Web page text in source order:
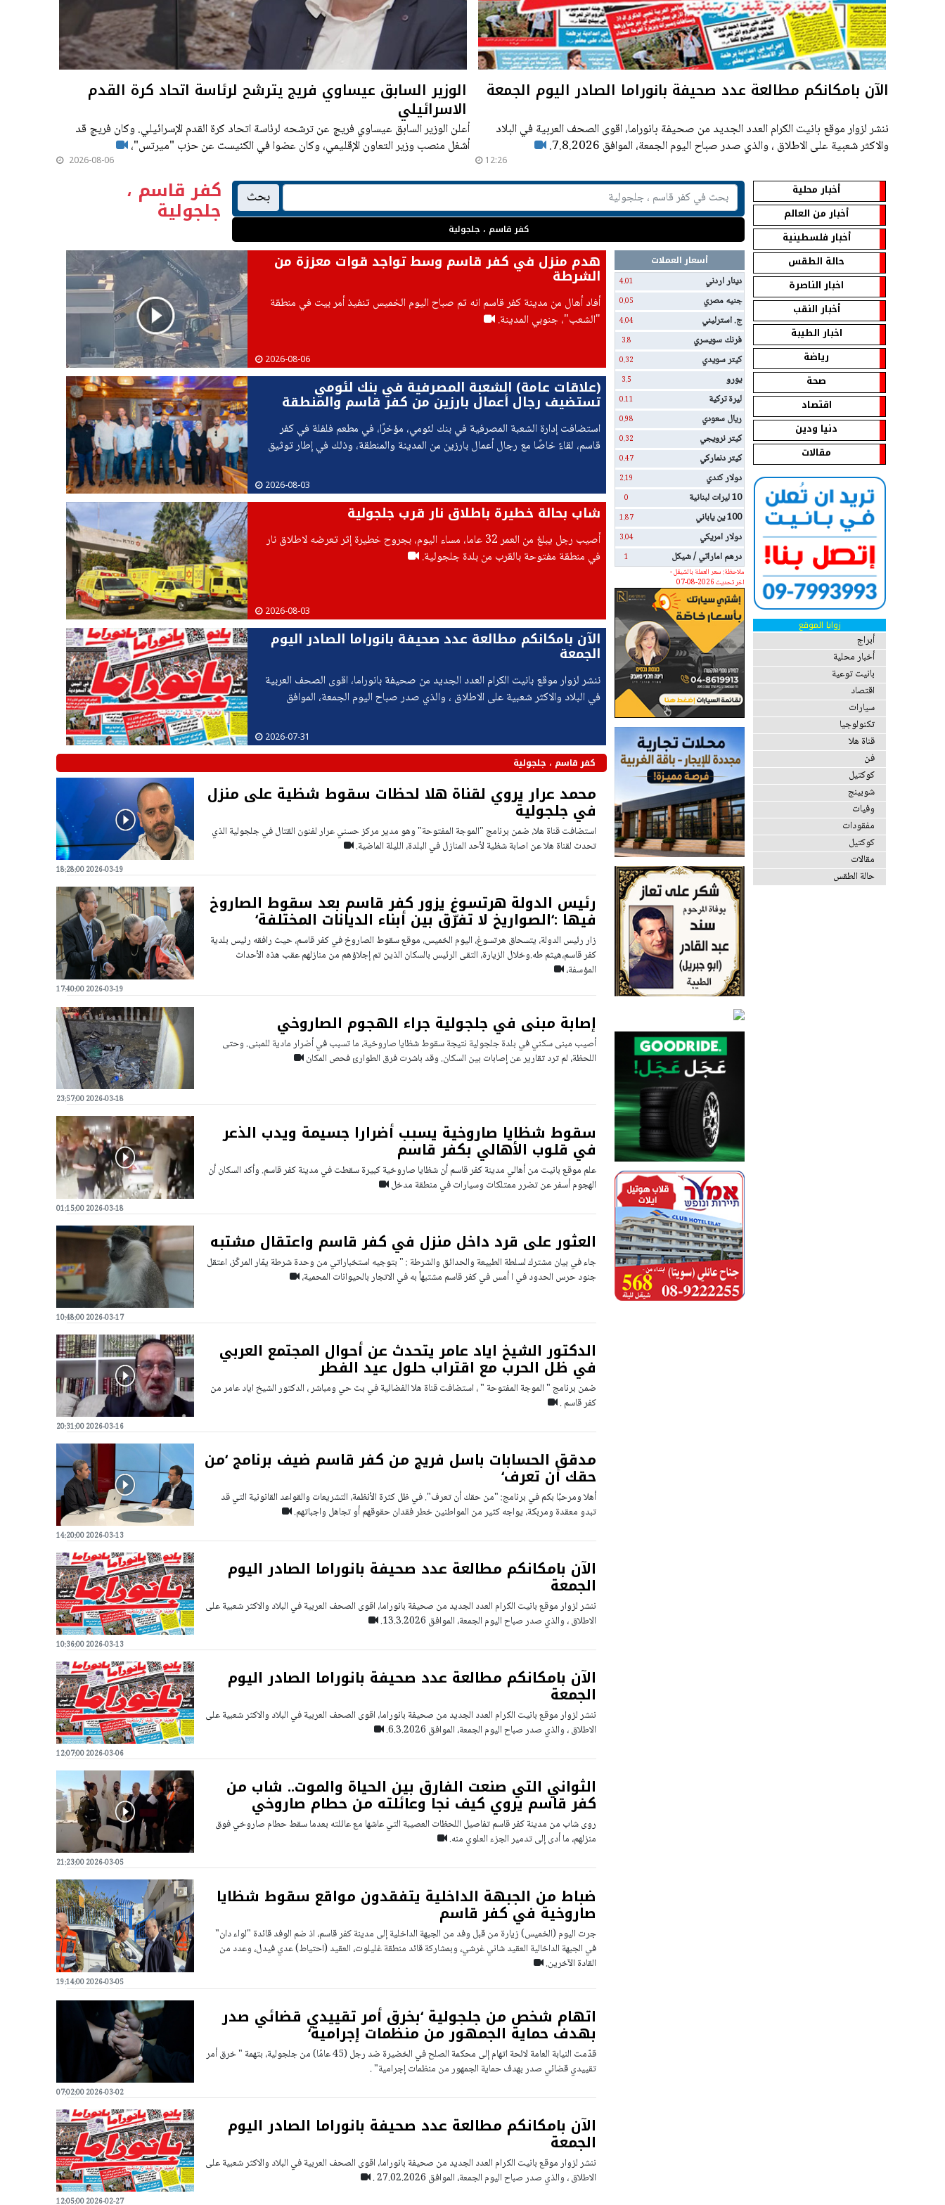
الآن بامكانكم مطالعة عدد صحيفة بانوراما الصادر اليوم الجمعة
ننشر لزوار موقع بانيت الكرام العدد الجديد من صحيفة بانوراما، اقوى الصحف العربية في البلاد
والاكثر شعبية على الاطلاق ، والذي صدر صباح اليوم الجمعة، الموافق 7.8.2026.
12:26
الوزير السابق عيساوي فريج يترشح لرئاسة اتحاد كرة القدم
الاسرائيلي
أعلن الوزير السابق عيساوي فريج عن ترشحه لرئاسة اتحاد كرة القدم الإسرائيلي. وكان فريج قد
أشغل منصب وزير التعاون الإقليمي، وكان عضوا في الكنيست عن حزب "ميرتس"،
2026-08-06
أخبار محلية
أخبار من العالم
أخبار فلسطينية
حالة الطقس
اخبار الناصرة
أخبار النقب
اخبار الطيبة
رياضة
صحة
اقتصاد
دنيا ودين
مقالات
زوايا الموقع
أبراج
أخبار محلية
بانيت توعية
اقتصاد
سيارات
تكنولوجيا
قناة هلا
فن
كوكتيل
شوبينج
وفيات
مفقودات
كوكتيل
مقالات
حالة الطقس
بحث
كفر قاسم ، جلجولية
كفر قاسم ،
جلجولية
أسعار العملات
دينار اردني
4.01
جنيه مصري 0.05
ج. استرليني 4.04
فرنك سويسري 3.8
كيتر سويدي 0.32
يورو 3.5
ليرة تركية 0.11
ريال سعودي 0.98
كيتر نرويجي 0.32
كيتر دنماركي 0.47
دولار كندي 2.19
10 ليرات لبنانية 0
100 ين ياباني 1.87
دولار امريكي 3.04
درهم اماراتي / شيكل
1
ملاحظة: سعر العملة بالشيقل -
اخر تحديث 2026-08-07
هدم منزل في كفر قاسم وسط تواجد قوات معززة من
الشرطة
أفاد أهال من مدينة كفر قاسم انه تم صباح اليوم الخميس تنفيذ أمر بيت في منطقة
"الشعب"، جنوبي المدينة.
2026-08-06
(علاقات عامة) الشعبة المصرفية في بنك لئومي
تستضيف رجال أعمال بارزين من كفر قاسم والمنطقة
استضافت إدارة الشعبة المصرفية في بنك لئومي، مؤخرًا، في مطعم فلفلة في كفر
قاسم، لقاءً خاصًا مع رجال أعمال بارزين من المدينة والمنطقة، وذلك في إطار توثيق
2026-08-03
شاب بحالة خطيرة باطلاق نار قرب جلجولية
أُصيب رجل يبلغ من العمر 32 عاما، مساء اليوم، بجروح خطيرة إثر تعرضه لاطلاق نار
في منطقة مفتوحة بالقرب من بلدة جلجولية.
2026-08-03
الآن بامكانكم مطالعة عدد صحيفة بانوراما الصادر اليوم
الجمعة
ننشر لزوار موقع بانيت الكرام العدد الجديد من صحيفة بانوراما، اقوى الصحف العربية
في البلاد والاكثر شعبية على الاطلاق ، والذي صدر صباح اليوم الجمعة، الموافق
2026-07-31
كفر قاسم ، جلجولية
محمد عرار يروي لقناة هلا لحظات سقوط شظية على منزل
في جلجولية
استضافت قناة هلا، ضمن برنامج "الموجة المفتوحة" وهو مدير مركز حسني عرار لفنون القتال في جلجولية الذي
تحدث لقناة هلا عن اصابة شظية لأحد المنازل في البلدة، الليلة الماضية.
2026-03-19 18:28:00
رئيس الدولة هرتسوغ يزور كفر قاسم بعد سقوط الصاروخ
فيها :‘الصواريخ لا تفرّق بين أبناء الديانات المختلفة‘
زار رئيس الدولة، يتسحاق هرتسوغ، اليوم الخميس، موقع سقوط الصاروخ في كفر قاسم، حيث رافقه رئيس بلدية
كفر قاسم،هيثم طه.وخلال الزيارة، التقى الرئيس بالسكان الذين تم إجلاؤهم من منازلهم عقب هذه الأحداث
المؤسفة،
2026-03-19 17:40:00
إصابة مبنى في جلجولية جراء الهجوم الصاروخي
أصيب مبنى سكني في بلدة جلجولية نتيجة سقوط شظايا صاروخية، ما تسبب في أضرار مادية للمبنى. وحتى
اللحظة، لم ترد تقارير عن إصابات بين السكان. وقد باشرت فرق الطوارئ فحص المكان
2026-03-18 23:57:00
سقوط شظايا صاروخية يسبب أضرارا جسيمة ويدب الذعر
في قلوب الأهالي بكفر قاسم
علم موقع بانيت من أهالي مدينة كفر قاسم أن شظايا صاروخية كبيرة سقطت في مدينة كفر قاسم. وأكد السكان أن
الهجوم أسفر عن تضرر ممتلكات وسيارات في منطقة مدخل
2026-03-18 01:15:00
العثور على قرد داخل منزل في كفر قاسم واعتقال مشتبه
جاء في بيان مشترك لسلطة الطبيعة والحدائق والشرطة : " بتوجيه استخباراتي من وحدة شرطة يمّار المركّز، اعتقل
جنود حرس الحدود في ا أمس في كفر قاسم مشتبهاً به في الاتجار بالحيوانات المحمية،
2026-03-17 10:48:00
الدكتور الشيخ اياد عامر يتحدث عن أحوال المجتمع العربي
في ظل الحرب مع اقتراب حلول عيد الفطر
ضمن برنامج " الموجة المفتوحة " ، استضافت قناة هلا الفضائية في بث حي ومباشر ، الدكتور الشيخ اياد عامر من
كفر قاسم .
2026-03-16 20:31:00
مدقق الحسابات باسل فريج من كفر قاسم ضيف برنامج ‘من
حقك أن تعرف‘
أهلا ومرحبًا بكم في برنامج: "من حقك أن تعرف". في ظل كثرة الأنظمة، التشريعات والقواعد القانونية التي قد
تبدو معقدة ومربكة، يواجه كثير من المواطنين خطر فقدان حقوقهم أو تجاهل واجباتهم.
2026-03-13 14:20:00
الآن بامكانكم مطالعة عدد صحيفة بانوراما الصادر اليوم
الجمعة
ننشر لزوار موقع بانيت الكرام العدد الجديد من صحيفة بانوراما، اقوى الصحف العربية في البلاد والاكثر شعبية على
الاطلاق ، والذي صدر صباح اليوم الجمعة، الموافق 13.3.2026.
2026-03-13 10:36:00
الآن بامكانكم مطالعة عدد صحيفة بانوراما الصادر اليوم
الجمعة
ننشر لزوار موقع بانيت الكرام العدد الجديد من صحيفة بانوراما، اقوى الصحف العربية في البلاد والاكثر شعبية على
الاطلاق ، والذي صدر صباح اليوم الجمعة، الموافق 6.3.2026.
2026-03-06 12:07:00
الثواني التي صنعت الفارق بين الحياة والموت.. شاب من
كفر قاسم يروي كيف نجا وعائلته من حطام صاروخي
روى شاب من مدينة كفر قاسم تفاصيل اللحظات العصيبة التي عاشها مع عائلته بعدما سقط حطام صاروخي فوق
منزلهم، ما أدى إلى تدمير الجزء العلوي منه.
2026-03-05 21:23:00
ضباط من الجبهة الداخلية يتفقدون مواقع سقوط شظايا
صاروخية في كفر قاسم
جرت اليوم (الخميس) زيارة من قبل وفد من الجبهة الداخلية إلى مدينة كفر قاسم، اذ ضم الوفد قائدة "لواء دان"
في الجبهة الداخالية العقيد شاني غرشي، وبمشاركة قائد منطقة غليلوت، العقيد (احتياط) عدي فيدل، وعدد من
القادة الآخرين.
2026-03-05 19:14:00
اتهام شخص من جلجولية ‘بخرق أمر تقييدي قضائي صدر
بهدف حماية الجمهور من منظمات إجرامية‘
قدّمت النيابة العامة لائحة اتهام إلى محكمة الصلح في الخضيرة ضد رجل (45 عامًا) من جلجولية، بتهمة " خرق أمر
تقييدي قضائي صدر بهدف حماية الجمهور من منظمات إجرامية" .
2026-03-02 07:02:00
الآن بامكانكم مطالعة عدد صحيفة بانوراما الصادر اليوم
الجمعة
ننشر لزوار موقع بانيت الكرام العدد الجديد من صحيفة بانوراما، اقوى الصحف العربية في البلاد والاكثر شعبية على
الاطلاق ، والذي صدر صباح اليوم الجمعة، الموافق 27.02.2026 .
2026-02-27 12:05:00